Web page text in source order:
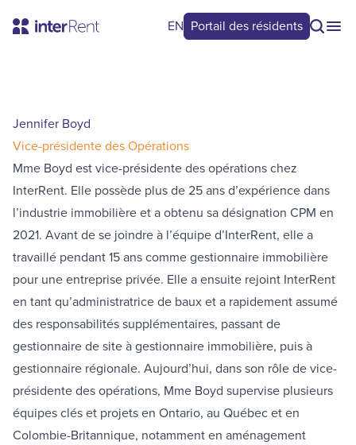
EN Portail des résidents
Jennifer Boyd
Vice-présidente des Opérations
Mme Boyd est vice-présidente des opérations chez
InterRent. Elle possède plus de 25 ans d’expérience dans
l’industrie immobilière et a obtenu sa désignation CPM en
2021. Avant de se joindre à l’équipe d’InterRent, elle a
travaillé pendant 15 ans comme gestionnaire immobilière
pour une entreprise privée. Elle a ensuite rejoint InterRent
en tant qu’administratrice de baux et a rapidement assumé
des responsabilités supplémentaires, passant de
gestionnaire de site à gestionnaire immobilière, puis à
gestionnaire régionale. Aujourd’hui, dans son rôle de vice-
présidente des opérations, Mme Boyd supervise plusieurs
équipes clés et projets en Ontario, au Québec et en
Colombie-Britannique, notamment en aménagement